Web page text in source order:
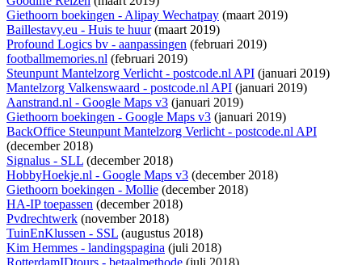
Giethoorn boekingen - Alipay Wechatpay (maart 2019)
Baillestavy.eu - Huis te huur(maart 2019)
Profound Logics bv - aanpassingen (februari 2019)
footballmemories.nl (februari 2019)
Steunpunt Mantelzorg Verlicht - postcode.nl API (januari 2019)
Mantelzorg Valkenswaard - postcode.nl API (januari 2019)
Aanstrand.nl - Google Maps v3 (januari 2019)
Giethoorn boekingen - Google Maps v3 (januari 2019)
BackOffice Steunpunt Mantelzorg Verlicht - postcode.nl API
(december 2018)
Signalus - SLL (december 2018)
HobbyHoekje.nl - Google Maps v3 (december 2018)
Giethoorn boekingen - Mollie (december 2018)
HA-IP toepassen (december 2018)
Pvdrechtwerk (november 2018)
TuinEnKlussen - SSL (augustus 2018)
Kim Hemmes - landingspagina (juli 2018)